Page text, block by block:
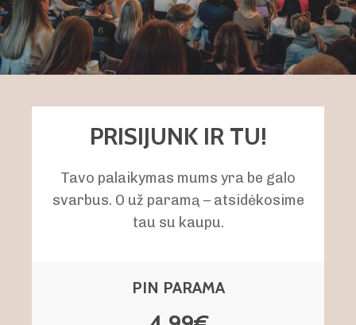
PRISIJUNK IR TU!
Tavo palaikymas mums yra be galo
svarbus. O už paramą – atsidėkosime
tau su kaupu.
PIN PARAMA